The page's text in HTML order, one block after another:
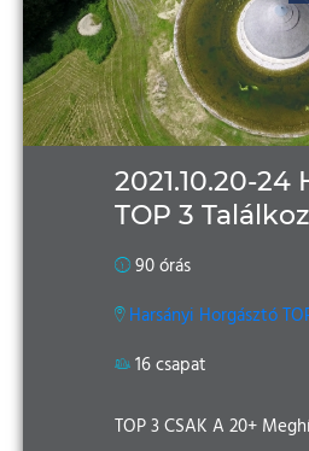
2021.10.20-24
TOP 3
90 órás
Harsányi Horgásztó
16 csapat
TOP 3 CSAK A 20+